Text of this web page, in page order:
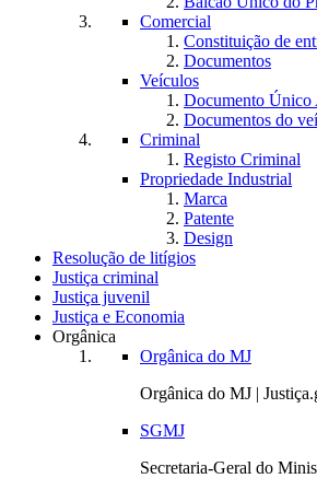
Comercial
Constituição de
Documentos
Veículos
Documento
Documentos do
Criminal
Registo Criminal
Propriedade Industrial
Marca
Patente
Design
Resolução de litígios
Justiça criminal
Justiça juvenil
Justiça e Economia
Orgânica
Orgânica do MJ
Orgânica do MJ |
SGMJ
Secretaria-Geral do